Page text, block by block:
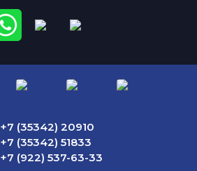
+7 (35342) 20910
+7 (35342) 51833
+7 (922) 537-63-33